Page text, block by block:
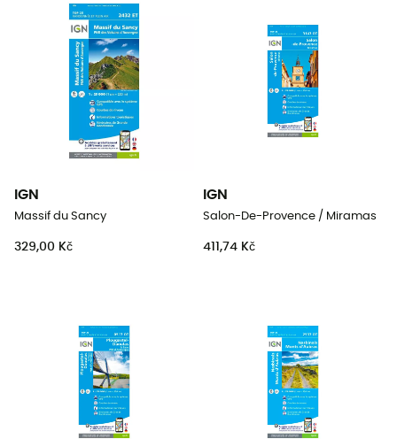
IGN
Massif du Sancy
329,00 Kč
IGN
Salon-De-Provence / Miramas
411,74 Kč